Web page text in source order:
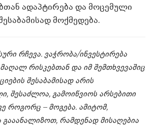
ადაპტირება და მოცემული
მოქმედება.
რჩევა. ვაჭრობა/ინვესტირება
რისკებთან და იმ შემთხვევაშიც
შესაბამისად არის
შესაძლოა, გამოიწვიოს არსებითი
როგორც – მოგება. ამიტომ,
რამდენად მისაღებია